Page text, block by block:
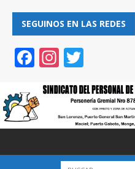
SEGUINOS EN LAS REDES
F
e
b
o
o
In
a
gr
a
m
itt
er